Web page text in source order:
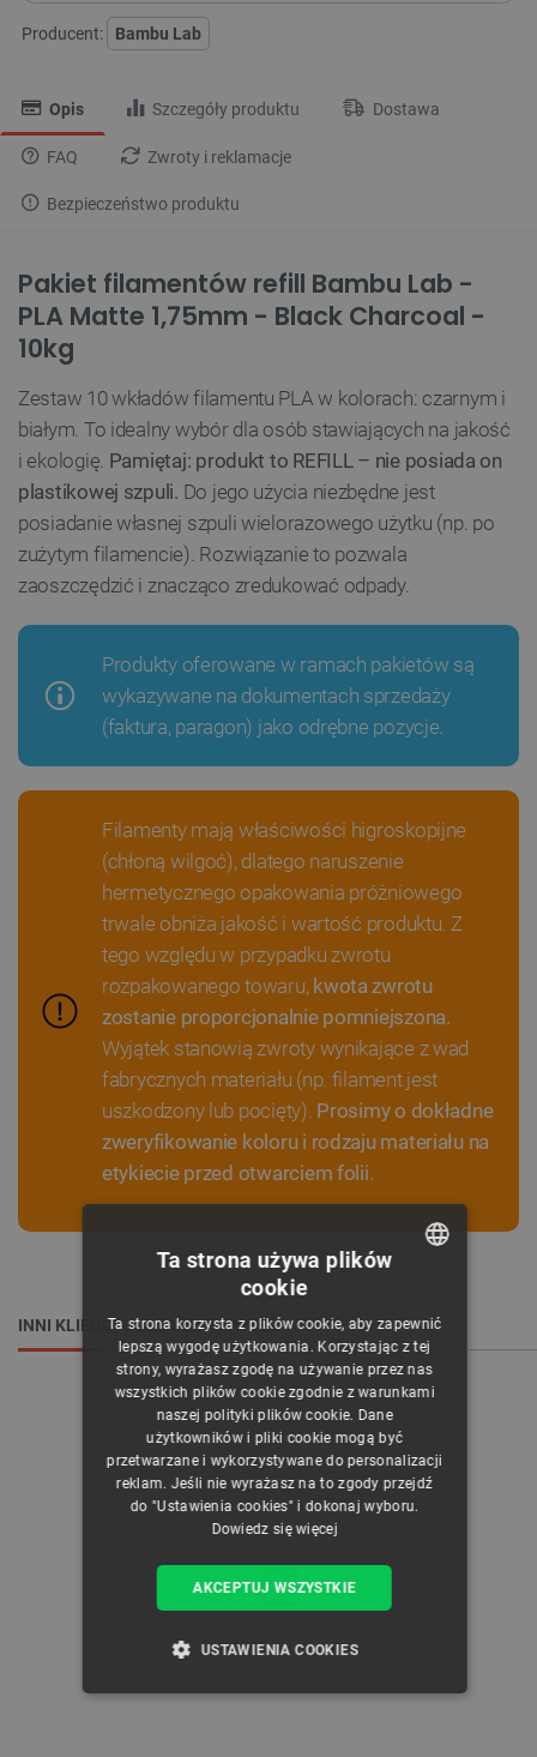
Producent: Bambu Lab
Opis Szczegóły produktu Dostawa
FAQ Zwroty i reklamacje
Bezpieczeństwo produktu
Pakiet filamentów refill Bambu Lab -
PLA Matte 1,75mm - Black Charcoal -
10kg
Zestaw 10 wkładów filamentu PLA w kolorach: czarnym i
białym. To idealny wybór dla osób stawiających na jakość
i ekologię. Pamiętaj: produkt to REFILL – nie posiada on
plastikowej szpuli. Do jego użycia niezbędne jest
posiadanie własnej szpuli wielorazowego użytku (np. po
zużytym filamencie). Rozwiązanie to pozwala
zaoszczędzić i znacząco zredukować odpady.
Produkty oferowane w ramach pakietów są
wykazywane na dokumentach sprzedaży
(faktura, paragon) jako odrębne pozycje.
Filamenty mają właściwości higroskopijne
(chłoną wilgoć), dlatego naruszenie
hermetycznego opakowania próżniowego
trwale obniża jakość i wartość produktu. Z
tego względu w przypadku zwrotu
rozpakowanego towaru, kwota zwrotu
zostanie proporcjonalnie pomniejszona.
Wyjątek stanowią zwroty wynikające z wad
fabrycznych materiału (np. filament jest
uszkodzony lub pocięty). Prosimy o dokładne
zweryfikowanie koloru i rodzaju materiału na
etykiecie przed otwarciem folii.
INNI KLIENCI OGLĄDALI RÓWNIEŻ:
CZECH
ENGLISH
GERMAN
Ta strona używa plików
cookie
Ta strona korzysta z plików cookie, aby zapewnić
lepszą wygodę użytkowania. Korzystając z tej
strony, wyrażasz zgodę na używanie przez nas
wszystkich plików cookie zgodnie z warunkami
naszej polityki plików cookie. Dane
użytkowników i pliki cookie mogą być
przetwarzane i wykorzystywane do personalizacji
reklam. Jeśli nie wyrażasz na to zgody przejdź
do "Ustawienia cookies" i dokonaj wyboru.
Dowiedz się więcej
AKCEPTUJ WSZYSTKIE
USTAWIENIA COOKIES